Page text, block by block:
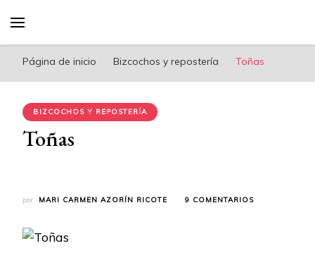
riconoricote.com es un blog de cocina sana,
fácil, saludable y dieta mediterránea
Página de inicio Bizcochos y repostería Toñas
BIZCOCHOS Y REPOSTERÍA
Toñas
por MARI CARMEN AZORÍN RICOTE 9 COMENTARIOSEN